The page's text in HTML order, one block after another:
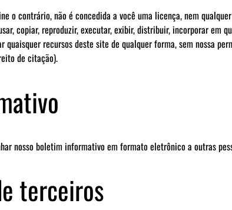
o contrário, não é concedida a você uma licença, nem
copiar, reproduzir, executar, exibir, distribuir, incorporar
quaisquer recursos deste site de qualquer forma, sem nossa
de citação).
nosso boletim informativo em formato eletrônico a outras
terceiros